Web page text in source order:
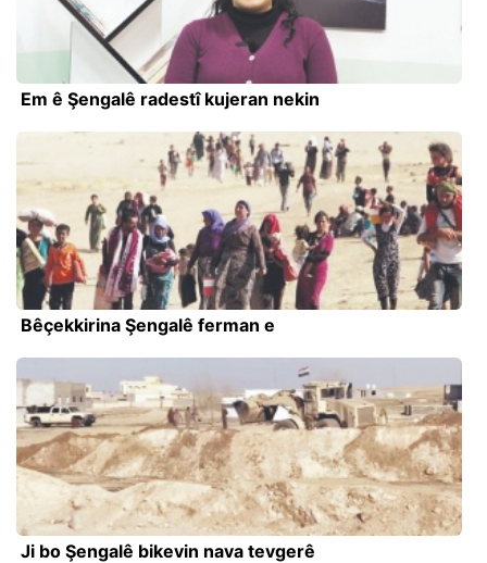
Em ê Şengalê radestî kujeran nekin
Bêçekkirina Şengalê ferman e
Ji bo Şengalê bikevin nava tevgerê